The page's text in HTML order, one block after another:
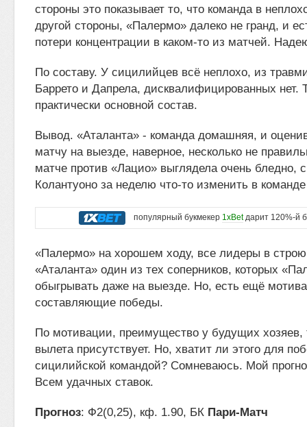
стороны это показывает то, что команда в
другой стороны, «Палермо» далеко не гранд, и
потери концентрации в каком-то из матчей.
По составу. У сицилийцев всё неплохо, из
Баррето и Дапрела, дисквалифицированных нет.
практически основной состав.
Вывод. «Аталанта» - команда домашняя, и
матчу на выезде, наверное, несколько не
матче против «Лацио» выглядела очень бледно,
Колантуоно за неделю что-то изменить в
популярный букмекер 1xBetдарит 120%-й
«Палермо» на хорошем ходу, все лидеры в
«Аталанта» один из тех соперников, которых
обыгрывать даже на выезде. Но, есть ещё
составляющие победы.
По мотивации, преимущество у будущих хозяев,
вылета присутствует. Но, хватит ли этого для
сицилийской командой? Сомневаюсь. Мой
Всем удачных ставок.
Прогноз: Ф2(0,25), кф. 1.90, БК Пари-Матч